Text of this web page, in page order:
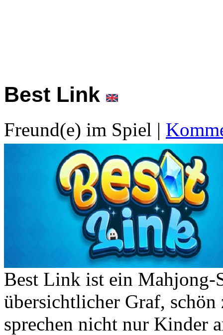
Best Link
Freund(e) im Spiel |
Best Link ist ein Mahjong-
übersichtlicher Graf,
sprechen nicht nur Kinder